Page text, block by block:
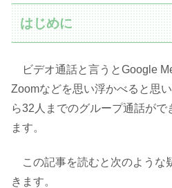
はじめに
ビデオ通話と言うとGoogle
Zoomなどを思い浮かべると思
ら32人までのグループ通話がで
ます。
この記事を読むと次のような
きます。